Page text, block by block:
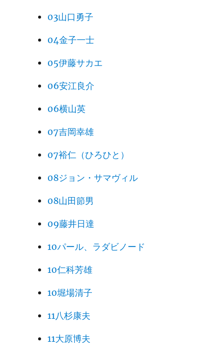
03山口勇子
04金子一士
05伊藤サカエ
06安江良介
06横山英
07吉岡幸雄
07裕仁（ひろひと）
08ジョン・サマヴィル
08山田節男
09藤井日達
10パール、ラダビノード
10仁科芳雄
10堀場清子
11八杉康夫
11大原博夫